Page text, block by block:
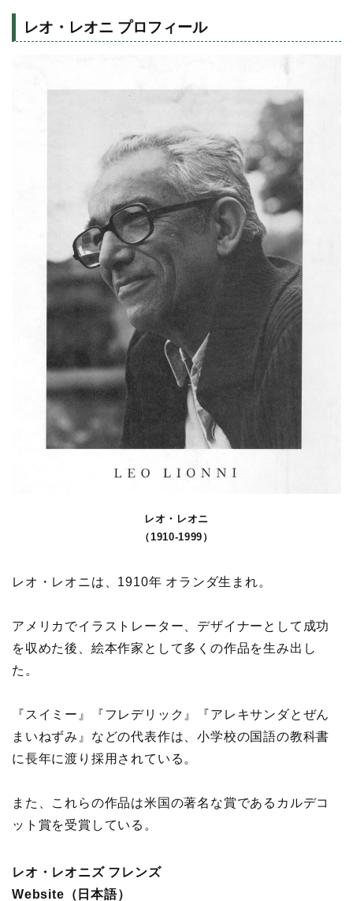
レオ・レオニ プロフィール
レオ・レオニ
（1910-1999）
レオ・レオニは、1910年 オランダ生まれ。
アメリカでイラストレーター、デザイナーとして成功
を収めた後、絵本作家として多くの作品を生み出し
た。
『スイミー』『フレデリック』『アレキサンダとぜん
まいねずみ』などの代表作は、小学校の国語の教科書
に長年に渡り採用されている。
また、これらの作品は米国の著名な賞であるカルデコ
ット賞を受賞している。
レオ・レオニズ フレンズ
Website（日本語）